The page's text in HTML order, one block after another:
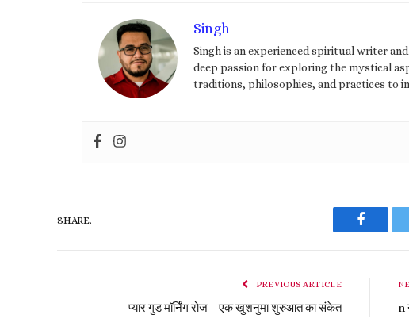
Singh
Singh is an experienced spiritual writer
deep passion for exploring the mystical
traditions, philosophies, and practices to
SHARE.
PREVIOUS ARTICLE
प्यार गुड मॉर्निंग रोज – एक खुशनुमा शुरुआत का संकेत n